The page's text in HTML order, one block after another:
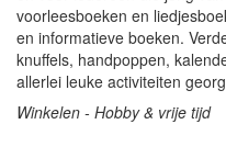
voorleesboeken en
en informatieve boeken.
knuffels, handpoppen,
allerlei leuke activiteiten
Winkelen - Hobby & vrije tijd